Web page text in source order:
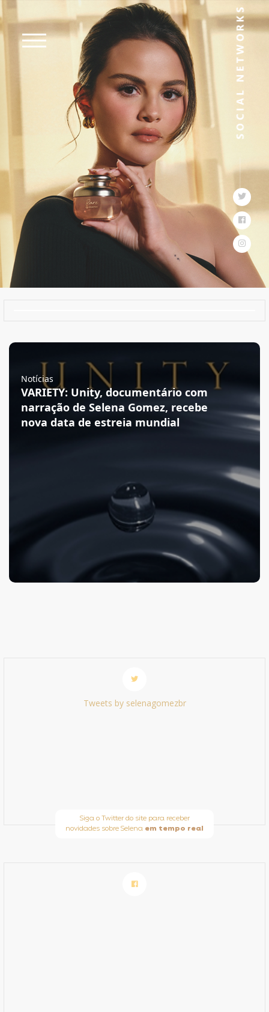
Notícias
VARIETY: Unity, documentário com
narração de Selena Gomez, recebe
nova data de estreia mundial
Tweets by selenagomezbr
Siga o Twitter do site para receber
novidades sobre Selena em tempo real